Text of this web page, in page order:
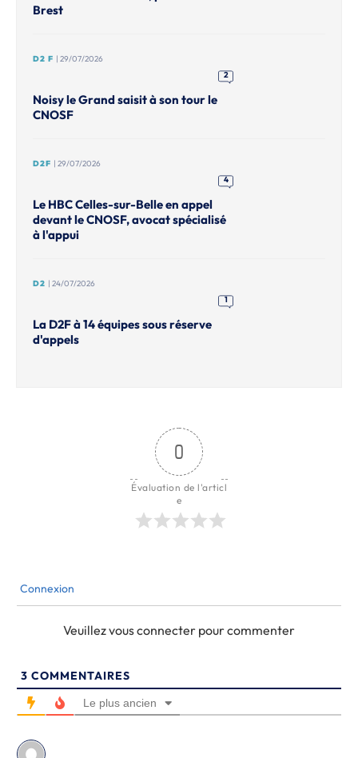
Brest
D2 F | 29/07/2026
2
Noisy le Grand saisit à son tour le
CNOSF
D2F | 29/07/2026
4
Le HBC Celles-sur-Belle en appel
devant le CNOSF, avocat spécialisé
à l'appui
D2 | 24/07/2026
1
La D2F à 14 équipes sous réserve
d'appels
0
Évaluation de l'articl
e
Connexion
Veuillez vous connecter pour commenter
3 COMMENTAIRES
Le plus ancien